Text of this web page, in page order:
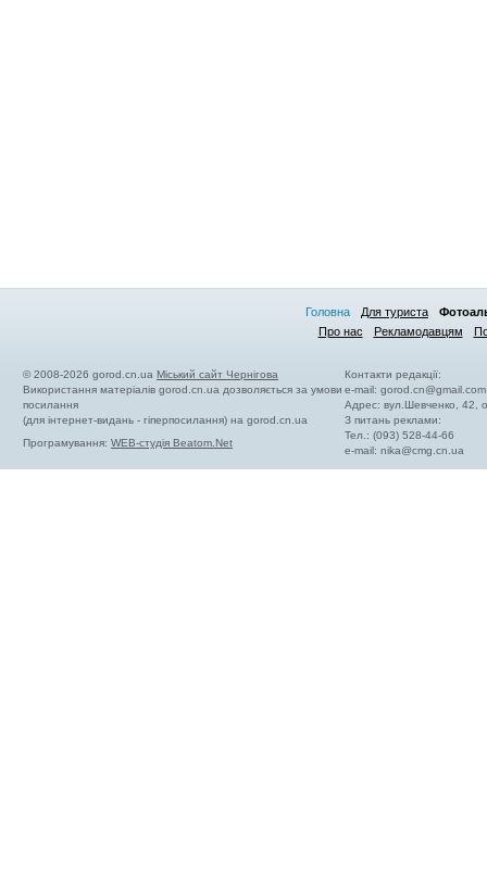
Головна Для туриста
Про нас
Рекламодавцям
© 2008-2026 gorod.cn.ua Міський сайт Чернігова
Використання матеріалів gorod.cn.ua дозволяється за умови
посилання
(для інтернет-видань - гіперпосилання) на gorod.cn.ua
Програмування: WEB-студія Beatom.Net
Контакти редакції:
e-mail:gorod.cn@gmail.com
Адрес: вул.Шевченко, 42,
З питань реклами:
Тел.: (093) 528-44-66
e-mail:nika@cmg.cn.ua